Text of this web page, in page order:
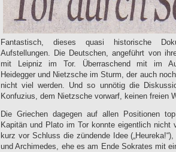
Fantastisch, dieses quasi historische
Aufstellungen. Die Deutschen, angeführt von
mit Leipniz im Tor. Überraschend mit im
Heidegger und Nietzsche im Sturm, der auch
nicht viel werden. Und so unnötig die
Konfuzius, dem Nietzsche vorwarf, keinen freien
Die Griechen dagegen auf allen Positionen
Kapitän und Plato im Tor konnte eigentlich nicht
kurz vor Schluss die zündende Idee
und Archimedes, ehe es am Ende Sokrates mit